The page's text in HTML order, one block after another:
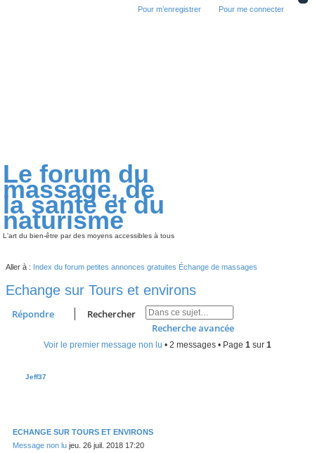
Pour me connecter
Pour m’enregistrer
Le forum du
massage, de
la santé et du
naturisme
L'art du bien-être par des moyens accessibles à tous
Aller à : Index du forum petites annonces gratuites Échange de massages
Echange sur Tours et environs
Répondre
Rechercher
Recherche avancée
Voir le premier message non lu • 2 messages • Page 1 sur 1
Jeff37
ECHANGE SUR TOURS ET ENVIRONS
Message non lu jeu. 26 juil. 2018 17:20